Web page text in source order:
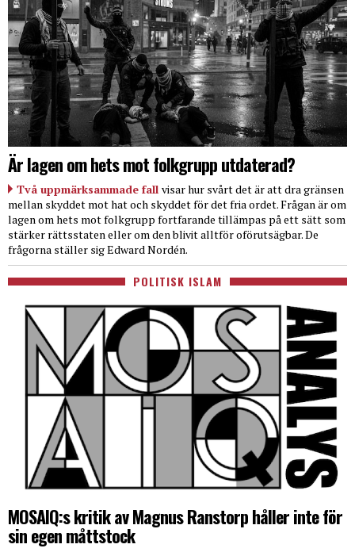
Är lagen om hets mot folkgrupp utdaterad?
Två uppmärksammade fall visar hur svårt det är att dra gränsen
mellan skyddet mot hat och skyddet för det fria ordet. Frågan är om
lagen om hets mot folkgrupp fortfarande tillämpas på ett sätt som
stärker rättsstaten eller om den blivit alltför oförutsägbar. De
frågorna ställer sig Edward Nordén.
POLITISK ISLAM
MOSAIQ:s kritik av Magnus Ranstorp håller inte för
sin egen måttstock